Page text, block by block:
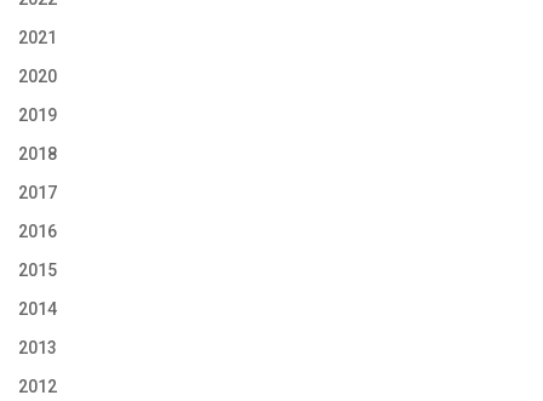
2021
2020
2019
2018
2017
2016
2015
2014
2013
2012